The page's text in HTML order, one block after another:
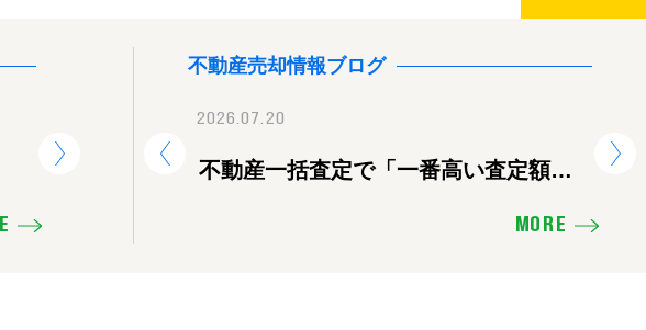
【重要】地震に伴う臨時休業のお知ら
【重要】地震に伴
不動産売却情報ブログ
動の見直し
2026.07.20
不動産一括査定で「一番高い査定額」
熊
MORE